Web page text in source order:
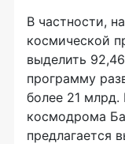
В частности,
космической
выделить
программу
более 21
космодрома
предлагается